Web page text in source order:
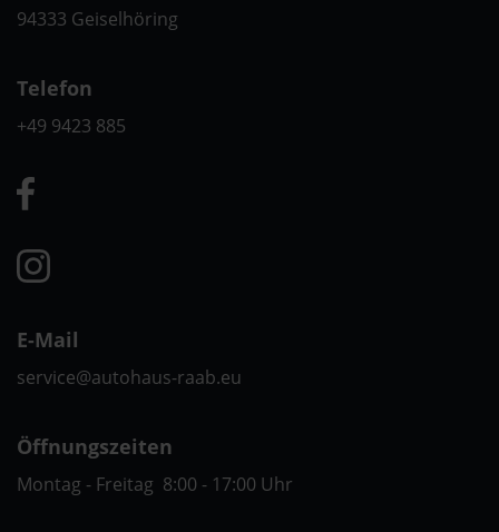
94333 Geiselhöring
Telefon
+49 9423 885
E-Mail
service@autohaus-raab.eu
Öffnungszeiten
Montag - Freitag 8:00 - 17:00 Uhr